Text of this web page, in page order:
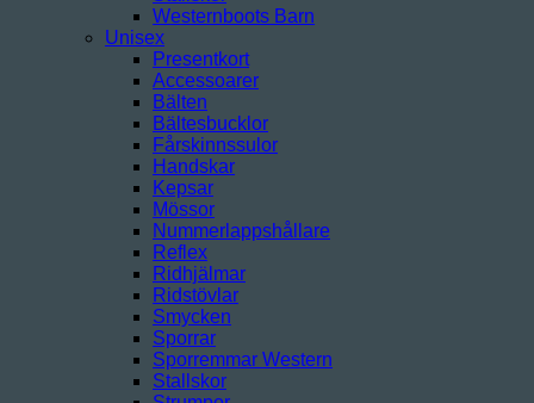
Westernboots Barn
Unisex
Presentkort
Accessoarer
Bälten
Bältesbucklor
Fårskinnssulor
Handskar
Kepsar
Mössor
Nummerlappshållare
Reflex
Ridhjälmar
Ridstövlar
Smycken
Sporrar
Sporremmar Western
Stallskor